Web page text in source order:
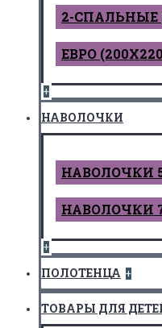
2-СПАЛЬНЫЕ
ЕВРО
+
НАВОЛОЧКИ
НАВОЛОЧКИ
НАВОЛОЧКИ
+
ПОЛОТЕНЦА +
ТОВАРЫ ДЛЯ